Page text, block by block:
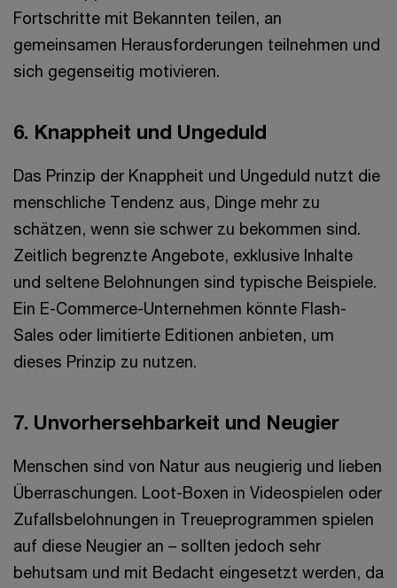
Fortschritte mit Bekannten teilen, an
gemeinsamen Herausforderungen teilnehmen und
sich gegenseitig motivieren.
6. Knappheit und Ungeduld
Das Prinzip der Knappheit und Ungeduld nutzt die
menschliche Tendenz aus, Dinge mehr zu
schätzen, wenn sie schwer zu bekommen sind.
Zeitlich begrenzte Angebote, exklusive Inhalte
und seltene Belohnungen sind typische Beispiele.
Ein E-Commerce-Unternehmen könnte Flash-
Sales oder limitierte Editionen anbieten, um
dieses Prinzip zu nutzen.
7. Unvorhersehbarkeit und Neugier
Menschen sind von Natur aus neugierig und lieben
Überraschungen. Loot-Boxen in Videospielen oder
Zufallsbelohnungen in Treueprogrammen spielen
auf diese Neugier an – sollten jedoch sehr
behutsam und mit Bedacht eingesetzt werden, da